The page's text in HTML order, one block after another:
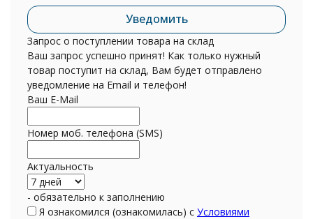
Уведомить
Запрос о поступлении товара на склад
Ваш запрос успешно принят! Как только нужный
товар поступит на склад, Вам будет отправлено
уведомление на Email и телефон!
Ваш E-Mail
Номер моб. телефона (SMS)
Актуальность
- обязательно к заполнению
Я ознакомился (ознакомилась) с Условиями